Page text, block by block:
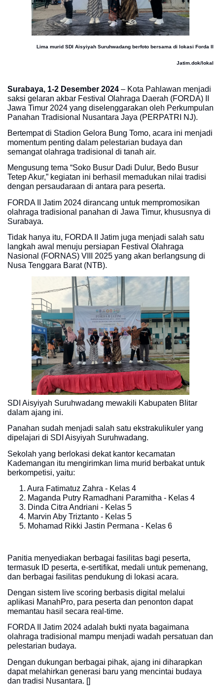
Lima murid SDI Aisyiyah Suruhwadang berfoto bersama di lokasi Forda II
Jatim.dok/lokal
Surabaya, 1-2 Desember 2024 – Kota Pahlawan menjadi
saksi gelaran akbar Festival Olahraga Daerah (FORDA) II
Jawa Timur 2024 yang diselenggarakan oleh Perkumpulan
Panahan Tradisional Nusantara Jaya (PERPATRI NJ).
Bertempat di Stadion Gelora Bung Tomo, acara ini menjadi
momentum penting dalam pelestarian budaya dan
semangat olahraga tradisional di tanah air.
Mengusung tema “Soko Busur Dadi Dulur, Bedo Busur
Tetep Akur,” kegiatan ini berhasil memadukan nilai tradisi
dengan persaudaraan di antara para peserta.
FORDA II Jatim 2024 dirancang untuk mempromosikan
olahraga tradisional panahan di Jawa Timur, khususnya di
Surabaya.
Tidak hanya itu, FORDA II Jatim juga menjadi salah satu
langkah awal menuju persiapan Festival Olahraga
Nasional (FORNAS) VIII 2025 yang akan berlangsung di
Nusa Tenggara Barat (NTB).
SDI Aisyiyah Suruhwadang mewakili Kabupaten Blitar
dalam ajang ini.
Panahan sudah menjadi salah satu ekstrakulikuler yang
dipelajari di SDI Aisyiyah Suruhwadang.
Sekolah yang berlokasi dekat kantor kecamatan
Kademangan itu mengirimkan lima murid berbakat untuk
berkompetisi, yaitu:
1. Aura Fatimatuz Zahra - Kelas 4
2. Maganda Putry Ramadhani Paramitha - Kelas 4
3. Dinda Citra Andriani - Kelas 5
4. Marvin Aby Triztanto - Kelas 5
5. Mohamad Rikki Jastin Permana - Kelas 6
Panitia menyediakan berbagai fasilitas bagi peserta,
termasuk ID peserta, e-sertifikat, medali untuk pemenang,
dan berbagai fasilitas pendukung di lokasi acara.
Dengan sistem live scoring berbasis digital melalui
aplikasi ManahPro, para peserta dan penonton dapat
memantau hasil secara real-time.
FORDA II Jatim 2024 adalah bukti nyata bagaimana
olahraga tradisional mampu menjadi wadah persatuan dan
pelestarian budaya.
Dengan dukungan berbagai pihak, ajang ini diharapkan
dapat melahirkan generasi baru yang mencintai budaya
dan tradisi Nusantara. []